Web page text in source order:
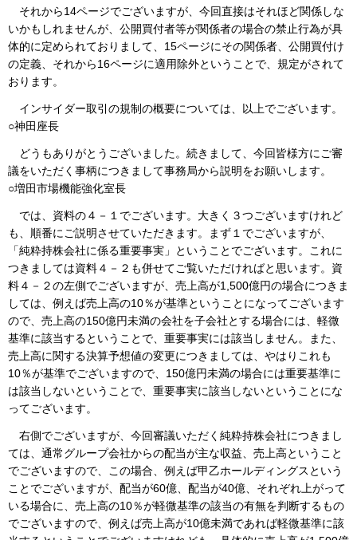
それから14ページでございますが、今回直接はそれほど関係しな
いかもしれませんが、公開買付者等が関係者の場合の禁止行為が具
体的に定められておりまして、15ページにその関係者、公開買付け
の定義、それから16ページに適用除外ということで、規定がされて
おります。
インサイダー取引の規制の概要については、以上でございます。
○神田座長
どうもありがとうございました。続きまして、今回皆様方にご審
議をいただく事柄につきまして事務局から説明をお願いします。
○増田市場機能強化室長
では、資料の４－１でございます。大きく３つございますけれど
も、順番にご説明させていただきます。まず１でございますが、
「純粋持株会社に係る重要事実」ということでございます。これに
つきましては資料４－２も併せてご覧いただければと思います。資
料４－２の左側でございますが、売上高が1,500億円の場合につきま
しては、例えば売上高の10％が基準ということになってございます
ので、売上高の150億円未満の会社を子会社とする場合には、軽微
基準に該当するということで、重要事実には該当しません。また、
売上高に関する決算予想値の変更につきましては、やはりこれも
10％が基準でございますので、150億円未満の場合には重要基準に
は該当しないということで、重要事実に該当しないということにな
ってございます。
右側でございますが、今回審議いただく純粋持株会社につきまし
ては、通常グループ会社からの配当が主な収益、売上高ということ
でございますので、この場合、例えば甲乙ホールディングスという
ことでございますが、配当が60億、配当が40億、それぞれ上がって
いる場合に、売上高の10％が軽微基準の該当の有無を判断するもの
でございますので、例えば売上高が10億未満であれば軽微基準に該